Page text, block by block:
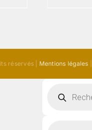
réservés | Mentions légales
produits